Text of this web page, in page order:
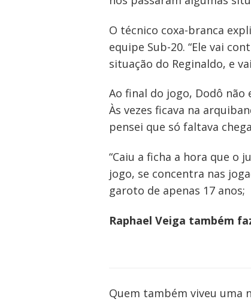
O técnico coxa-branca
equipe Sub-20. “Ele vai
situação do Reginaldo, e
Ao final do jogo, Dodô não
Às vezes ficava na
pensei que só faltava
“Caiu a ficha a hora que o
jogo, se concentra nas
garoto de apenas 17 anos;
Raphael Veiga também
Quem também viveu uma